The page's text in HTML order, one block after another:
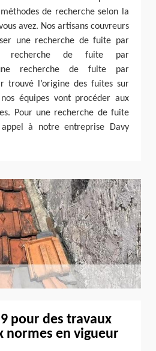
de recherche selon la
avez. Nos artisans couvreurs
une recherche de fuite par
recherche de fuite par
une recherche de fuite par
trouvé l’origine des fuites sur
équipes vont procéder aux
Pour une recherche de fuite
à notre entreprise Davy
pour des travaux
normes en vigueur